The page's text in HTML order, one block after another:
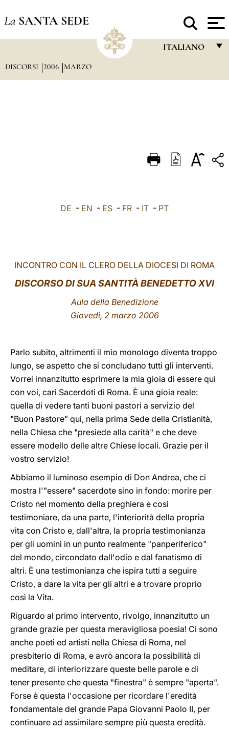
La SANTA SEDE
ITALIANO
DEUTSCH
العربيّة
DISCORSI 2006 MARZO
DE - EN - ES - FR - IT - PT
INCONTRO CON IL CLERO DELLA DIOCESI DI ROMA
DISCORSO DI SUA SANTITÀ BENEDETTO XVI
Aula della Benedizione
Giovedì, 2 marzo 2006
Parlo subito, altrimenti il mio monologo diventa troppo
lungo, se aspetto che si concludano tutti gli interventi.
Vorrei innanzitutto esprimere la mia gioia di essere qui
con voi, cari Sacerdoti di Roma. È una gioia reale:
quella di vedere tanti buoni pastori a servizio del
"Buon Pastore" qui, nella prima Sede della Cristianità,
nella Chiesa che "presiede alla carità" e che deve
essere modello delle altre Chiese locali. Grazie per il
vostro servizio!
Abbiamo il luminoso esempio di Don Andrea, che ci
mostra l'"essere" sacerdote sino in fondo: morire per
Cristo nel momento della preghiera e così
testimoniare, da una parte, l'interiorità della propria
vita con Cristo e, dall'altra, la propria testimonianza
per gli uomini in un punto realmente "panperiferico"
del mondo, circondato dall'odio e dal fanatismo di
altri. È una testimonianza che ispira tutti a seguire
Cristo, a dare la vita per gli altri e a trovare proprio
così la Vita.
Riguardo al primo intervento, rivolgo, innanzitutto un
grande grazie per questa meravigliosa poesia! Ci sono
anche poeti ed artisti nella Chiesa di Roma, nel
presbiterio di Roma, e avrò ancora la possibilità di
meditare, di interiorizzare queste belle parole e di
tener presente che questa "finestra" è sempre "aperta".
Forse è questa l'occasione per ricordare l'eredità
fondamentale del grande Papa Giovanni Paolo II, per
continuare ad assimilare sempre più questa eredità.